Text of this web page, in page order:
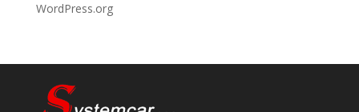
WordPress.org